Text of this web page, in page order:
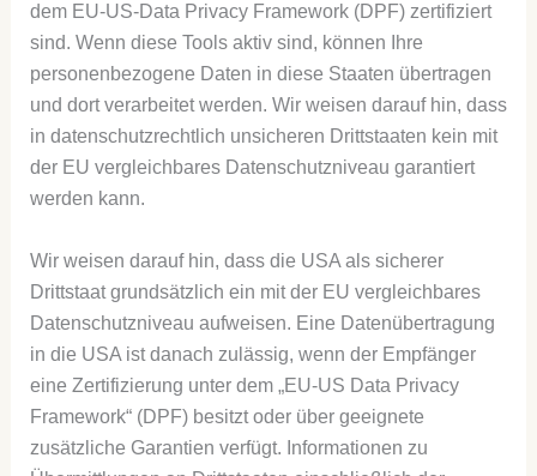
dem EU-US-Data Privacy Framework (DPF) zertifiziert
sind. Wenn diese Tools aktiv sind, können Ihre
personenbezogene Daten in diese Staaten übertragen
und dort verarbeitet werden. Wir weisen darauf hin, dass
in datenschutzrechtlich unsicheren Drittstaaten kein mit
der EU vergleichbares Datenschutzniveau garantiert
werden kann.
Wir weisen darauf hin, dass die USA als sicherer
Drittstaat grundsätzlich ein mit der EU vergleichbares
Datenschutzniveau aufweisen. Eine Datenübertragung
in die USA ist danach zulässig, wenn der Empfänger
eine Zertifizierung unter dem „EU-US Data Privacy
Framework“ (DPF) besitzt oder über geeignete
zusätzliche Garantien verfügt. Informationen zu